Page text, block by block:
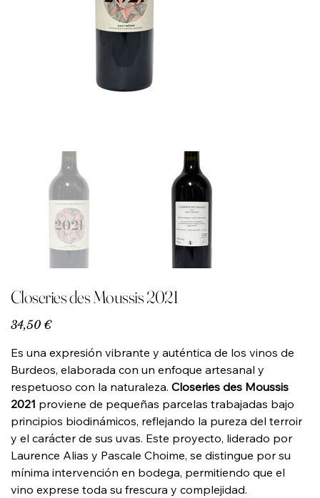
Closeries des Moussis 2021
Precio
34,50 €
Es una expresión vibrante y auténtica de los vinos de
Burdeos, elaborada con un enfoque artesanal y
respetuoso con la naturaleza. Closeries des Moussis
2021 proviene de pequeñas parcelas trabajadas bajo
principios biodinámicos, reflejando la pureza del terroir
y el carácter de sus uvas. Este proyecto, liderado por
Laurence Alias y Pascale Choime, se distingue por su
mínima intervención en bodega, permitiendo que el
vino exprese toda su frescura y complejidad.